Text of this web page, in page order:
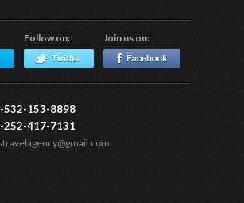
Follow on: Join us on:
532-153-8898
252-417-7131